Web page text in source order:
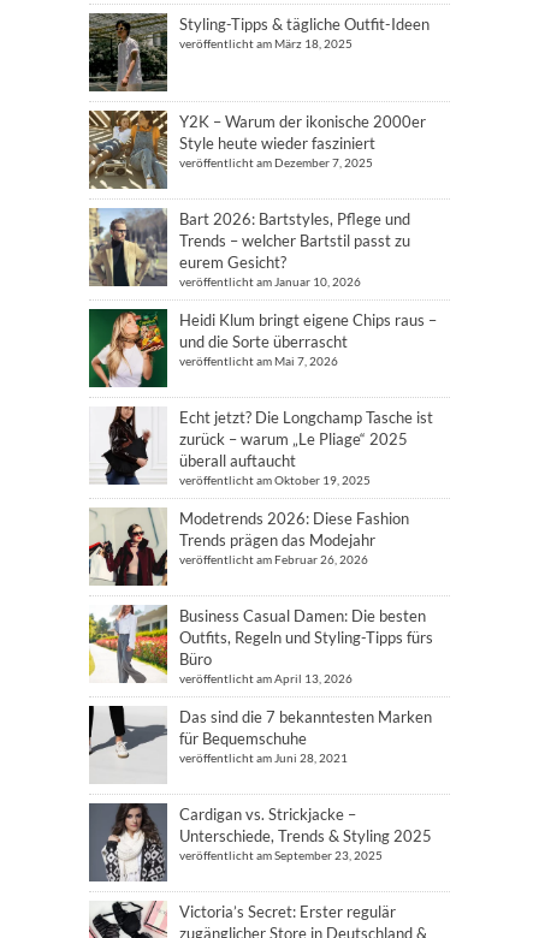
Styling-Tipps & tägliche Outfit-Ideen
veröffentlicht am März 18, 2025
Y2K – Warum der ikonische 2000er
Style heute wieder fasziniert
veröffentlicht am Dezember 7, 2025
Bart 2026: Bartstyles, Pflege und
Trends – welcher Bartstil passt zu
eurem Gesicht?
veröffentlicht am Januar 10, 2026
Heidi Klum bringt eigene Chips raus –
und die Sorte überrascht
veröffentlicht am Mai 7, 2026
Echt jetzt? Die Longchamp Tasche ist
zurück – warum „Le Pliage“ 2025
überall auftaucht
veröffentlicht am Oktober 19, 2025
Modetrends 2026: Diese Fashion
Trends prägen das Modejahr
veröffentlicht am Februar 26, 2026
Business Casual Damen: Die besten
Outfits, Regeln und Styling-Tipps fürs
Büro
veröffentlicht am April 13, 2026
Das sind die 7 bekanntesten Marken
für Bequemschuhe
veröffentlicht am Juni 28, 2021
Cardigan vs. Strickjacke –
Unterschiede, Trends & Styling 2025
veröffentlicht am September 23, 2025
Victoria’s Secret: Erster regulär
zugänglicher Store in Deutschland &